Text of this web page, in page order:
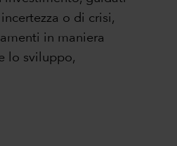
o di crisi,
in maniera
lo sviluppo,